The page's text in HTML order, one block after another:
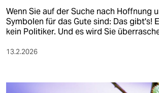
Wenn Sie auf der Suche nach Hoffnung
Symbolen für das Gute sind: Das gibt's!
kein Politiker. Und es wird Sie
13.2.2026